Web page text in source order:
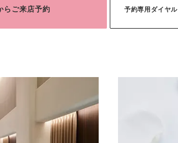
らご来店予約 予約専用ダイヤル